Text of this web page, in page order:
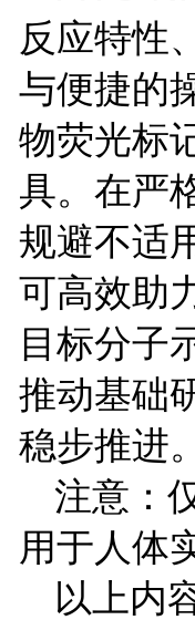
反应特性
与便捷的
物荧光标
具。在严
规避不适
可高效助
目标分子
推动基础
稳步推进。
注意：
用于人体
以上内